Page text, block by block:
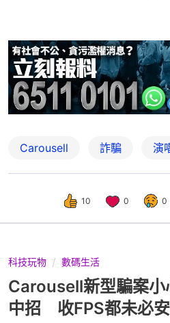
Carousell 詐騙 演
10 0 0
科技玩物 數碼生活
Carousell新型騙案小
中招 收FPS都未必